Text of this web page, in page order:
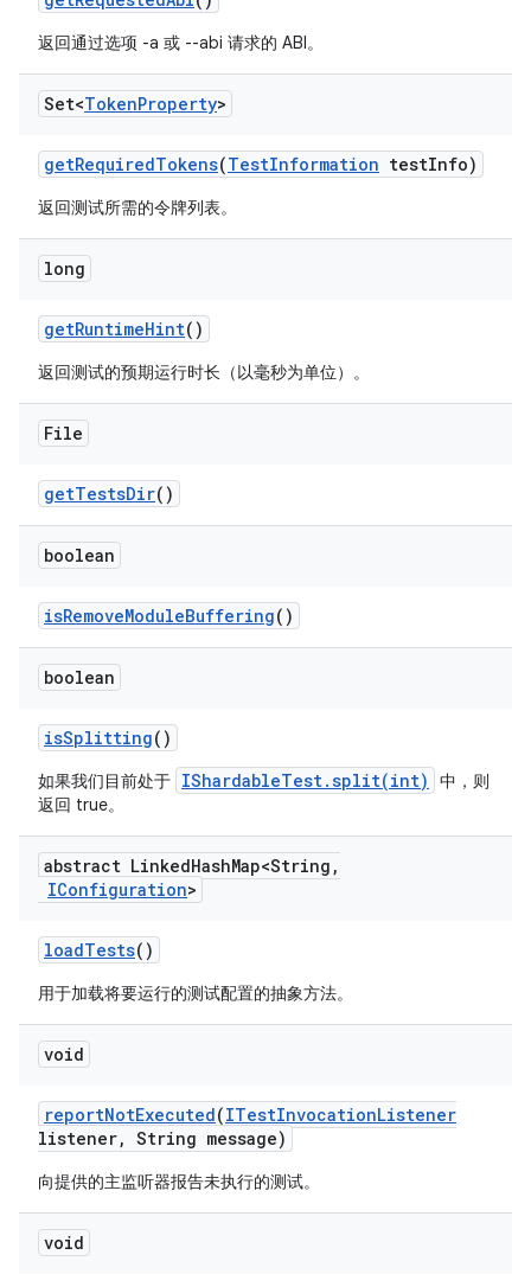
返回通过选项 -a 或 --abi 请求的 ABI。
Set<TokenProperty>
getRequiredTokens(TestInformation testInfo)
返回测试所需的令牌列表。
long
getRuntimeHint()
返回测试的预期运行时长（以毫秒为单位）。
File
getTestsDir()
boolean
isRemoveModuleBuffering()
boolean
isSplitting()
如果我们目前处于 IShardableTest.split(int)
中，则
返回 true。
abstract LinkedHashMap<String ,
IConfiguration>
loadTests()
用于加载将要运行的测试配置的抽象方法。
void
reportNotExecuted(ITestInvocationListener
listener, String message)
向提供的主监听器报告未执行的测试。
void